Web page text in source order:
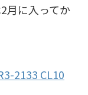
月に入ってか
2133 CL10